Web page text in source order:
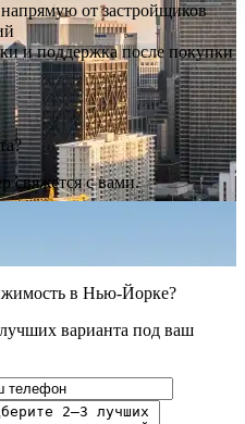
от застройщиков
и поддержка после покупки
свяжется с вами.
в Нью-Йорке?
варианта под ваш